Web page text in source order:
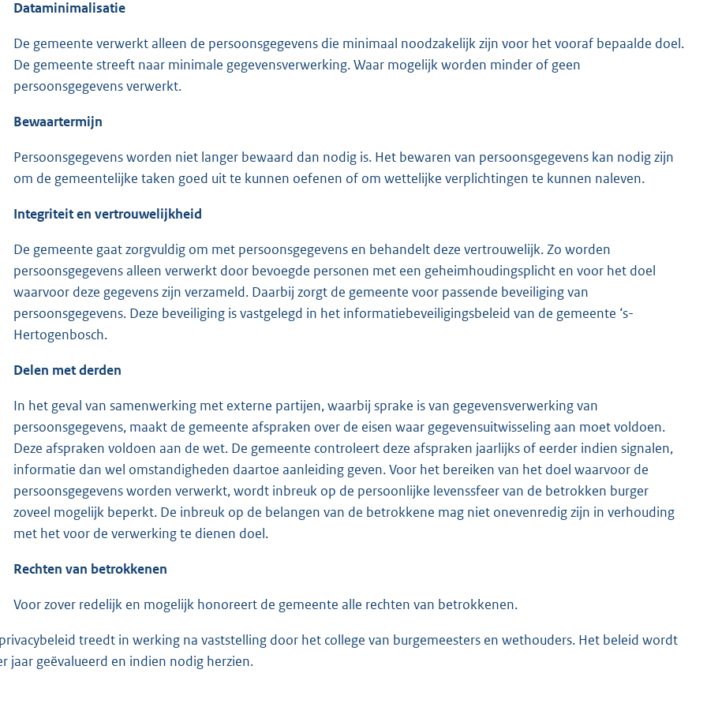
Dataminimalisatie
De gemeente verwerkt alleen de persoonsgegevens die minimaal noodzakelijk zijn voor het vooraf bepaalde doel.
De gemeente streeft naar minimale gegevensverwerking. Waar mogelijk worden minder of geen
persoonsgegevens verwerkt.
Bewaartermijn
Persoonsgegevens worden niet langer bewaard dan nodig is. Het bewaren van persoonsgegevens kan nodig zijn
om de gemeentelijke taken goed uit te kunnen oefenen of om wettelijke verplichtingen te kunnen naleven.
Integriteit en vertrouwelijkheid
De gemeente gaat zorgvuldig om met persoonsgegevens en behandelt deze vertrouwelijk. Zo worden
persoonsgegevens alleen verwerkt door bevoegde personen met een geheimhoudingsplicht en voor het doel
waarvoor deze gegevens zijn verzameld. Daarbij zorgt de gemeente voor passende beveiliging van
persoonsgegevens. Deze beveiliging is vastgelegd in het informatiebeveiligingsbeleid van de gemeente ‘s-
Hertogenbosch.
Delen met derden
In het geval van samenwerking met externe partijen, waarbij sprake is van gegevensverwerking van
persoonsgegevens, maakt de gemeente afspraken over de eisen waar gegevensuitwisseling aan moet voldoen.
Deze afspraken voldoen aan de wet. De gemeente controleert deze afspraken jaarlijks of eerder indien signalen,
informatie dan wel omstandigheden daartoe aanleiding geven. Voor het bereiken van het doel waarvoor de
persoonsgegevens worden verwerkt, wordt inbreuk op de persoonlijke levenssfeer van de betrokken burger
zoveel mogelijk beperkt. De inbreuk op de belangen van de betrokkene mag niet onevenredig zijn in verhouding
met het voor de verwerking te dienen doel.
Rechten van betrokkenen
Voor zover redelijk en mogelijk honoreert de gemeente alle rechten van betrokkenen.
treedt in werking na vaststelling door het college van burgemeesters en wethouders. Het beleid wordt
jaar geëvalueerd en indien nodig herzien.